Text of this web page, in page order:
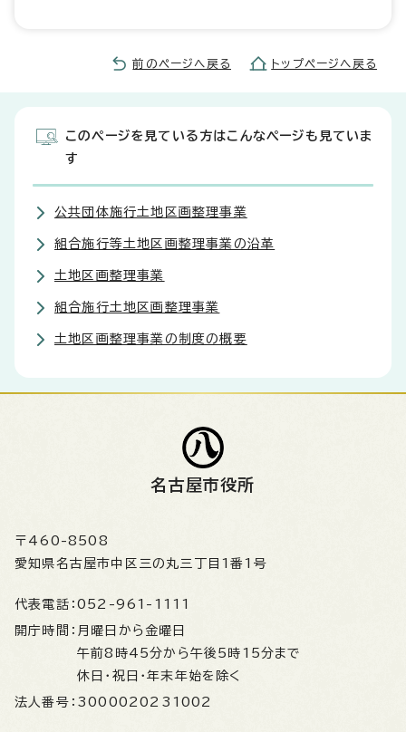
前のページへ戻る トップページへ戻る
このページを見ている方はこんなページも見ていま
す
公共団体施行土地区画整理事業
組合施行等土地区画整理事業の沿革
土地区画整理事業
組合施行土地区画整理事業
土地区画整理事業の制度の概要
名古屋市役所
〒460-8508
愛知県名古屋市中区三の丸三丁目1番1号
代表電話： 052-961-1111
開庁時間： 月曜日から金曜日
午前8時45分から午後5時15分まで
休日・祝日・年末年始を除く
法人番号： 3000020231002